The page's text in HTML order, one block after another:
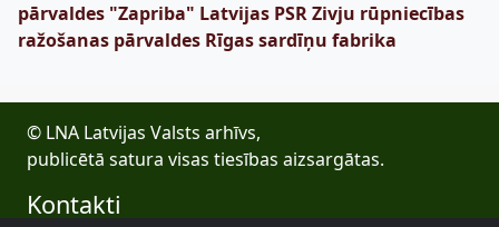
pārvaldes "Zapriba" Latvijas PSR Zivju rūpniecības
ražošanas pārvaldes Rīgas sardīņu fabrika
© LNA Latvijas Valsts arhīvs,
publicētā satura visas tiesības aizsargātas.
Kontakti